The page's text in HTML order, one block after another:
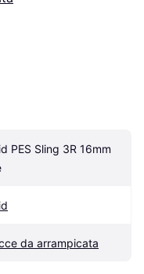
PES Sling 3R 16mm
da arrampicata